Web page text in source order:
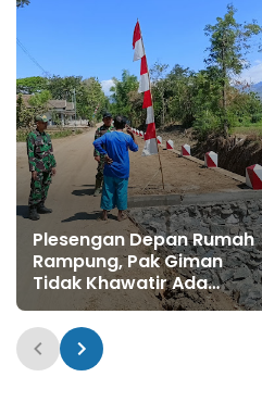
Plesengan Depan Rumah
Rampung, Pak Giman
Tidak Khawatir Ada
Longsor Lagi